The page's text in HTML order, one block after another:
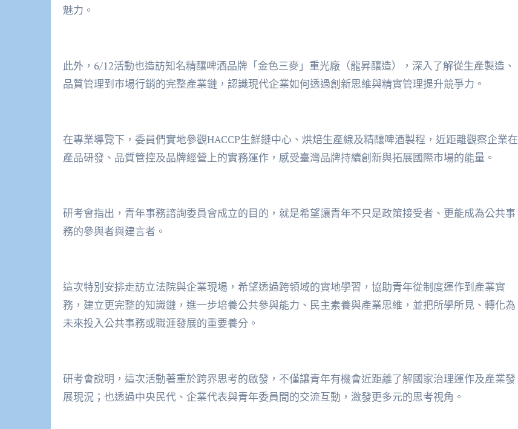
魅力。
此外，6/12活動也造訪知名精釀啤酒品牌「金色三麥」重光廠（龍昇釀造），深入了解從生產製造、
品質管理到市場行銷的完整產業鏈，認識現代企業如何透過創新思維與精實管理提升競爭力。
在專業導覽下，委員們實地參觀HACCP生鮮鏈中心、烘焙生產線及精釀啤酒製程，近距離觀察企業在
產品研發、品質管控及品牌經營上的實務運作，感受臺灣品牌持續創新與拓展國際市場的能量。
研考會指出，青年事務諮詢委員會成立的目的，就是希望讓青年不只是政策接受者、更能成為公共事
務的參與者與建言者。
這次特別安排走訪立法院與企業現場，希望透過跨領域的實地學習，協助青年從制度運作到產業實
務，建立更完整的知識鏈，進一步培養公共參與能力、民主素養與產業思維，並把所學所見、轉化為
未來投入公共事務或職涯發展的重要養分。
研考會說明，這次活動著重於跨界思考的啟發，不僅讓青年有機會近距離了解國家治理運作及產業發
展現況；也透過中央民代、企業代表與青年委員間的交流互動，激發更多元的思考視角。